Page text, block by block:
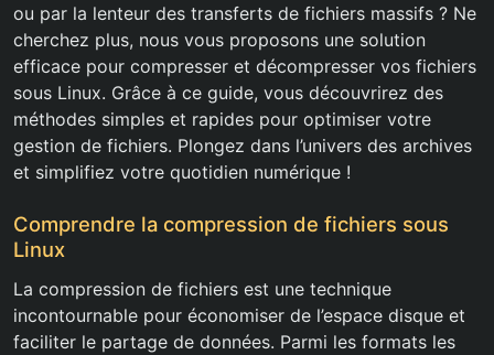
ou par la lenteur des transferts de fichiers massifs ? Ne
cherchez plus, nous vous proposons une solution
efficace pour compresser et décompresser vos fichiers
sous Linux. Grâce à ce guide, vous découvrirez des
méthodes simples et rapides pour optimiser votre
gestion de fichiers. Plongez dans l’univers des archives
et simplifiez votre quotidien numérique !
Comprendre la compression de fichiers sous
Linux
La compression de fichiers est une technique
incontournable pour économiser de l’espace disque et
faciliter le partage de données. Parmi les formats les